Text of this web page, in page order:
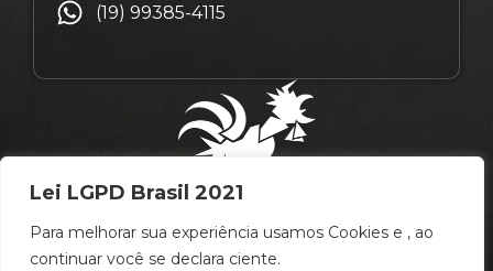
Lei LGPD Brasil 2021
Para melhorar sua experiência usamos Cookies e , ao
continuar você se declara ciente.
(19) 99385-4115